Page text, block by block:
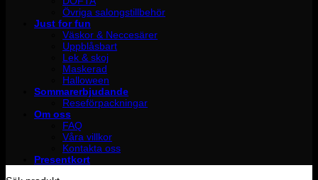
Övriga salongstillbehör
Just for fun
Väskor & Neccesärer
Uppblåsbart
Lek & skoj
Maskerad
Halloween
Sommarerbjudande
Reseförpackningar
Om oss
FAQ
Våra villkor
Kontakta oss
Presentkort